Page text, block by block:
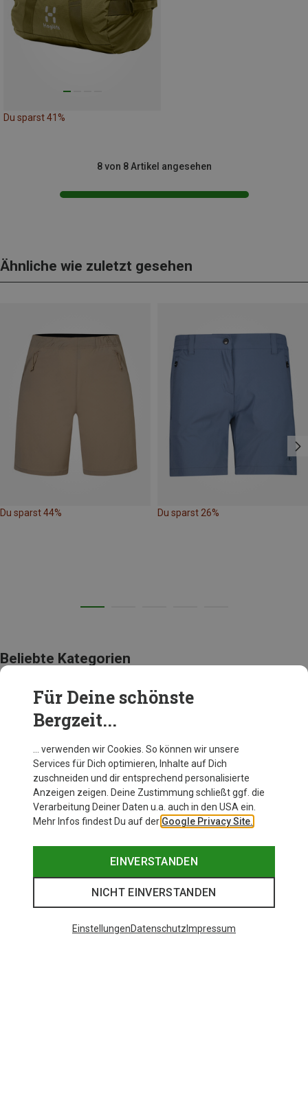
Du sparst 41%
8 von 8 Artikel angesehen
Ähnliche wie zuletzt gesehen
Du sparst 44% Du sparst 26%
Beliebte Kategorien
AUSRÜSTUNG
Für Deine schönste
Bergzeit...
… verwenden wir Cookies. So können wir unsere
Services für Dich optimieren, Inhalte auf Dich
zuschneiden und dir entsprechend personalisierte
Anzeigen zeigen. Deine Zustimmung schließt ggf. die
Verarbeitung Deiner Daten u.a. auch in den USA ein.
Mehr Infos findest Du auf der Google Privacy Site.
EINVERSTANDEN
NICHT EINVERSTANDEN
EinstellungenDatenschutz Impressum